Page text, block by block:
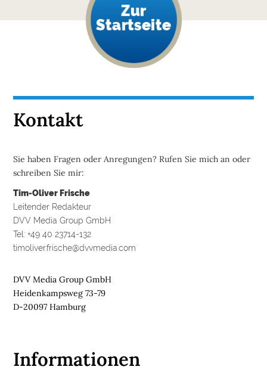
Zur
Startseite
Kontakt
Sie haben Fragen oder Anregungen? Rufen Sie mich an oder
schreiben Sie mir:
Tim-Oliver Frische
Leitender Redakteur
DVV Media Group GmbH
Tel: +49 40 23714-132
timoliver.frische@dvvmedia.com
DVV Media Group GmbH
Heidenkampsweg 73-79
D-20097 Hamburg
Informationen